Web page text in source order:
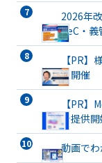
2026年
TeC・義
ト有床
【PR
ス開催
【PR
で提供
な臨床
動画で